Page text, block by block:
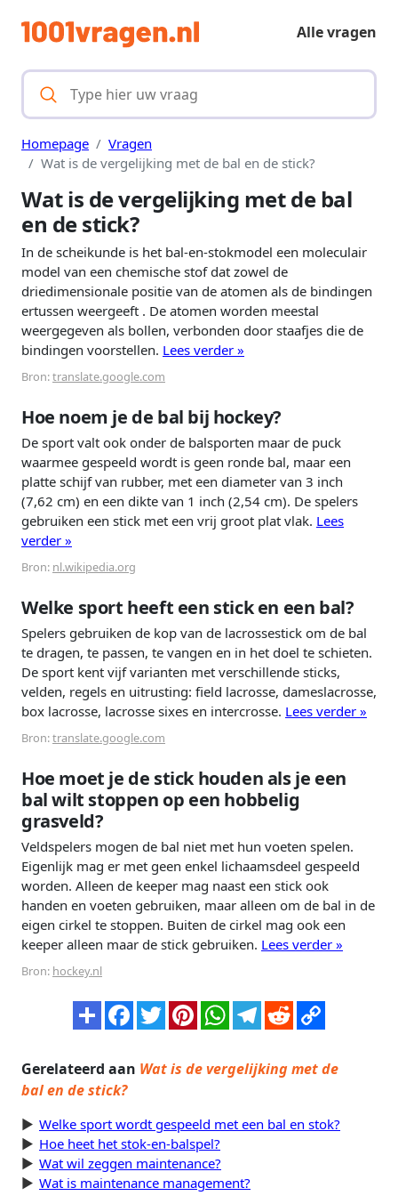
Alle vragen
Homepage
Vragen
Wat is de vergelijking met de bal en de stick?
Wat is de vergelijking met de bal
en de stick?
In de scheikunde is het bal-en-stokmodel een moleculair
model van een chemische stof dat zowel de
driedimensionale positie van de atomen als de bindingen
ertussen weergeeft . De atomen worden meestal
weergegeven als bollen, verbonden door staafjes die de
bindingen voorstellen. Lees verder »
Bron:translate.google.com
Hoe noem je de bal bij hockey?
De sport valt ook onder de balsporten maar de puck
waarmee gespeeld wordt is geen ronde bal, maar een
platte schijf van rubber, met een diameter van 3 inch
(7,62 cm) en een dikte van 1 inch (2,54 cm). De spelers
gebruiken een stick met een vrij groot plat vlak. Lees
verder »
Bron: nl.wikipedia.org
Welke sport heeft een stick en een bal?
Spelers gebruiken de kop van de lacrossestick om de bal
te dragen, te passen, te vangen en in het doel te schieten.
De sport kent vijf varianten met verschillende sticks,
velden, regels en uitrusting: field lacrosse, dameslacrosse,
box lacrosse, lacrosse sixes en intercrosse. Lees verder »
Bron:translate.google.com
Hoe moet je de stick houden als je een
bal wilt stoppen op een hobbelig
grasveld?
Veldspelers mogen de bal niet met hun voeten spelen.
Eigenlijk mag er met geen enkel lichaamsdeel gespeeld
worden. Alleen de keeper mag naast een stick ook
handen en voeten gebruiken, maar alleen om de bal in de
eigen cirkel te stoppen. Buiten de cirkel mag ook een
keeper alleen maar de stick gebruiken. Lees verder »
Bron: hockey.nl
Gerelateerd aan Wat is de vergelijking met de
bal en de stick?
Welke sport wordt gespeeld met een bal en stok?
Hoe heet het stok-en-balspel?
Wat wil zeggen maintenance?
Wat is maintenance management?